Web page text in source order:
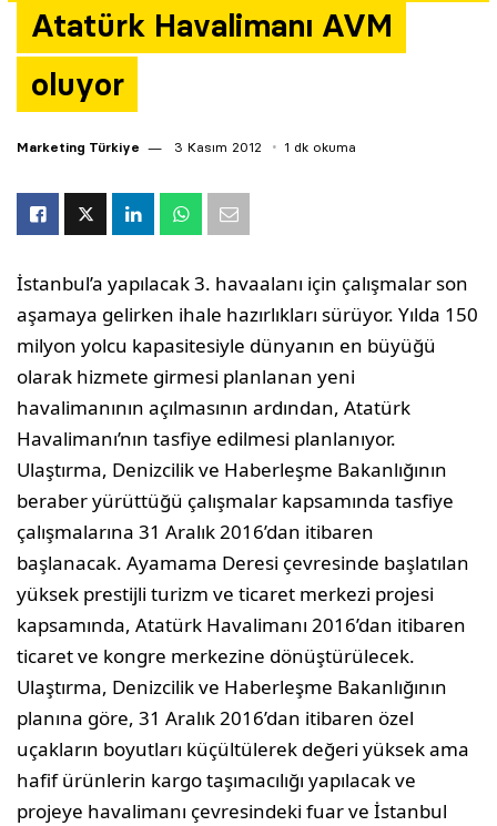
Atatürk Havalimanı AVM
oluyor
Marketing Türkiye 3 Kasım 2012 1 dk okuma
İstanbul’a yapılacak 3. havaalanı için çalışmalar son
aşamaya gelirken ihale hazırlıkları sürüyor. Yılda 150
milyon yolcu kapasitesiyle dünyanın en büyüğü
olarak hizmete girmesi planlanan yeni
havalimanının açılmasının ardından, Atatürk
Havalimanı’nın tasfiye edilmesi planlanıyor.
Ulaştırma, Denizcilik ve Haberleşme Bakanlığının
beraber yürüttüğü çalışmalar kapsamında tasfiye
çalışmalarına 31 Aralık 2016’dan itibaren
başlanacak. Ayamama Deresi çevresinde başlatılan
yüksek prestijli turizm ve ticaret merkezi projesi
kapsamında, Atatürk Havalimanı 2016’dan itibaren
ticaret ve kongre merkezine dönüştürülecek.
Ulaştırma, Denizcilik ve Haberleşme Bakanlığının
planına göre, 31 Aralık 2016’dan itibaren özel
uçakların boyutları küçültülerek değeri yüksek ama
hafif ürünlerin kargo taşımacılığı yapılacak ve
projeye havalimanı çevresindeki fuar ve İstanbul
Yazarlar
Araştırma